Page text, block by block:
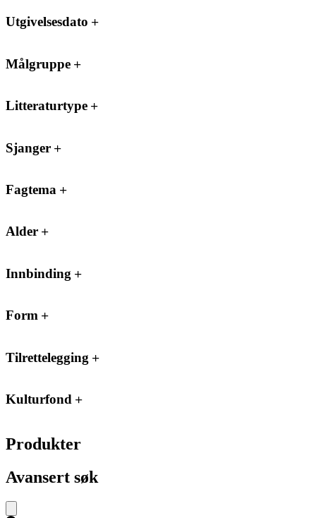
Utgivelsesdato
Målgruppe
Litteraturtype
Sjanger
Fagtema
Alder
Innbinding
Form
Tilrettelegging
Kulturfond
Produkter
Avansert søk